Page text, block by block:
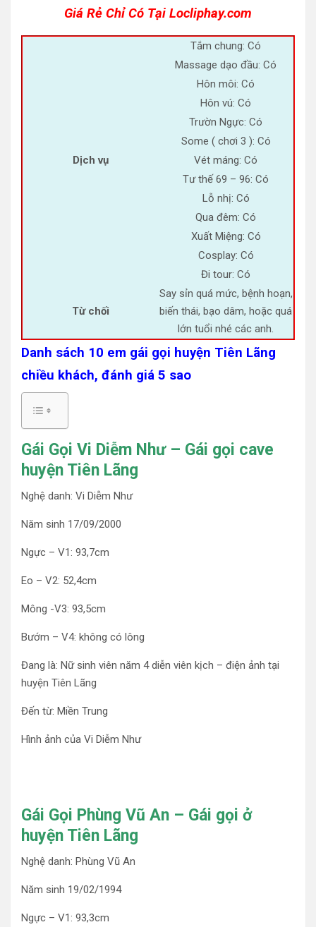
Giá Rẻ Chỉ Có Tại Locliphay.com
Dịch vụ
Tắm chung: Có
Massage dạo đầu: Có
Hôn môi: Có
Hôn vú: Có
Trườn Ngực: Có
Some ( chơi 3 ): Có
Vét máng: Có
Tư thế 69 – 96: Có
Lỗ nhị: Có
Qua đêm: Có
Xuất Miệng: Có
Cosplay: Có
Đi tour: Có
Từ chối
Say sỉn quá mức, bệnh hoạn,
biến thái, bạo dâm, hoặc quá
lớn tuổi nhé các anh.
Danh sách 10 em gái gọi huyện Tiên Lãng
chiều khách, đánh giá 5 sao
Gái Gọi Vi Diễm Như – Gái gọi cave
huyện Tiên Lãng
Nghệ danh: Vi Diễm Như
Năm sinh 17/09/2000
Ngực – V1: 93,7cm
Eo – V2: 52,4cm
Mông -V3: 93,5cm
Bướm – V4: không có lông
Đang là: Nữ sinh viên năm 4 diễn viên kịch – điện ảnh tại
huyện Tiên Lãng
Đến từ: Miền Trung
Hình ảnh của Vi Diễm Như
Gái Gọi Phùng Vũ An – Gái gọi ở
huyện Tiên Lãng
Nghệ danh: Phùng Vũ An
Năm sinh 19/02/1994
Ngực – V1: 93,3cm